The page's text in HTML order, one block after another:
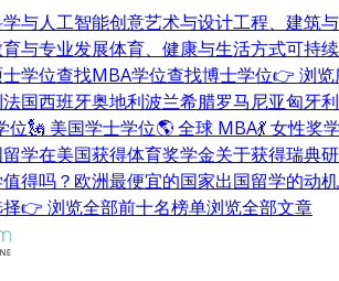
与人工智能创意艺术与设计工程、建筑
与专业发展体育、健康与生活方式可持
学位查找MBA学位查找博士学位👉 浏览
法国西班牙奥地利波兰希腊罗马尼亚匈牙利
位🗽 美国学士学位🌎 全球 MBA💃 女性奖
学在美国获得体育奖学金关于获得瑞典
得吗？ 欧洲最便宜的国家出国留学的动
👉 浏览全部前十名榜单浏览全部文章